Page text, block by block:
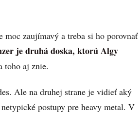
zaujímavý a treba si ho porovnať
je druhá doska, ktorú Algy
toho aj znie.
Ale na druhej strane je vidieť aký
postupy pre heavy metal. V